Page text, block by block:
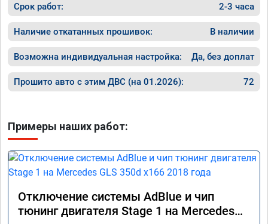
Срок работ: 2-3 часа
Наличие откатанных прошивок: В наличии
Возможна индивидуальная настройка: Да, без доплат
Прошито авто с этим ДВС (на 01.2026): 72
Примеры наших работ:
Отключение системы AdBlue и чип
тюнинг двигателя Stage 1 на Mercedes